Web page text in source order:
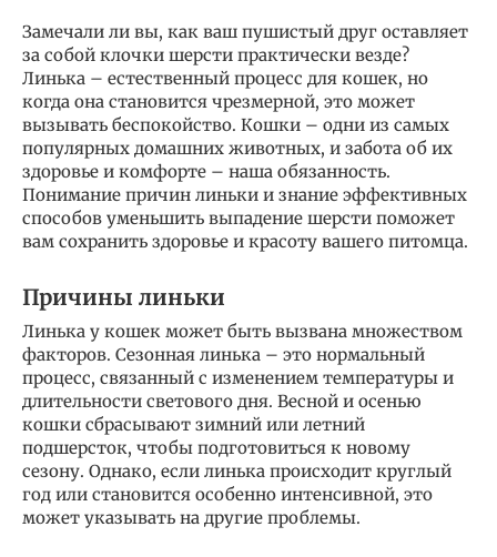
Замечали ли вы, как ваш пушистый друг оставляет
за собой клочки шерсти практически везде?
Линька – естественный процесс для кошек, но
когда она становится чрезмерной, это может
вызывать беспокойство. Кошки – одни из самых
популярных домашних животных, и забота об их
здоровье и комфорте – наша обязанность.
Понимание причин линьки и знание эффективных
способов уменьшить выпадение шерсти поможет
вам сохранить здоровье и красоту вашего питомца.
Причины линьки
Линька у кошек может быть вызвана множеством
факторов. Сезонная линька – это нормальный
процесс, связанный с изменением температуры и
длительности светового дня. Весной и осенью
кошки сбрасывают зимний или летний
подшерсток, чтобы подготовиться к новому
сезону. Однако, если линька происходит круглый
год или становится особенно интенсивной, это
может указывать на другие проблемы.